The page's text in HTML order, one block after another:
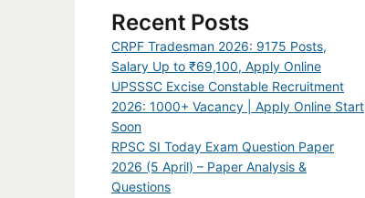
Recent Posts
CRPF Tradesman 2026: 9175 Posts,
Salary Up to ₹69,100, Apply Online
UPSSSC Excise Constable Recruitment
2026: 1000+ Vacancy | Apply Online Start
Soon
RPSC SI Today Exam Question Paper
2026 (5 April) – Paper Analysis &
Questions